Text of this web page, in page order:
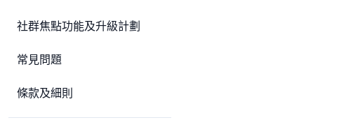
社群焦點功能及升級計劃
常見問題
條款及細則